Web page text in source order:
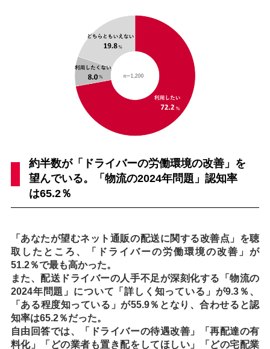
約半数が「ドライバーの労働環境の改善」を
望んでいる。「物流の2024年問題」認知率
は65.2％
「あなたが望むネット通販の配送に関する改善点」を聴
取したところ、「ドライバーの労働環境の改善」が
51.2％で最も高かった。
また、配送ドライバーの人手不足が深刻化する「物流の
2024年問題」について「詳しく知っている」が9.3％、
「ある程度知っている」が55.9％となり、合わせると認
知率は65.2％だった。
自由回答では、「ドライバーの待遇改善」「再配達の有
料化」「どの業者も置き配をしてほしい」「どの宅配業